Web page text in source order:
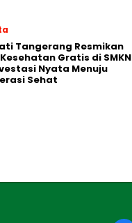
Tangerang Resmikan
Gratis di SMKN
Nyata Menuju
Sehat